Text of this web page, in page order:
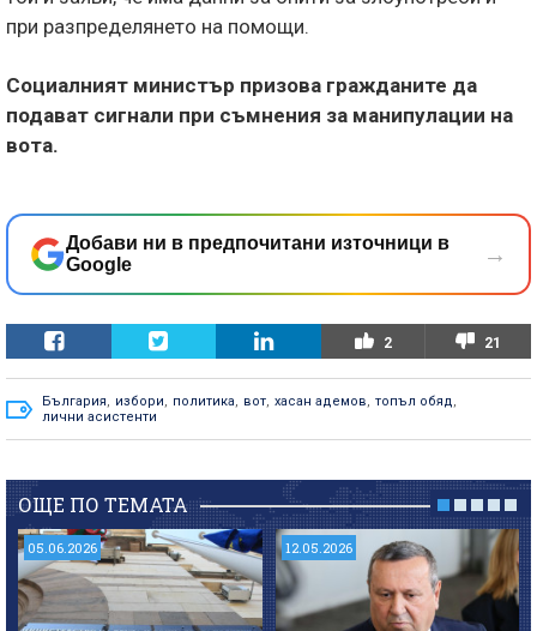
при разпределянето на помощи.
Социалният министър призова гражданите да
подават сигнали при съмнения за манипулации на
вота.
Добави ни в предпочитани източници в
Google
→
2 21
България, избори, политика, вот, хасан адемов, топъл обяд,
лични асистенти
ОЩЕ ПО ТЕМАТА
05.06.2026 12.05.2026